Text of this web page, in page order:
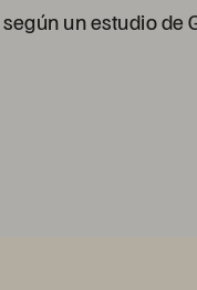
un estudio de